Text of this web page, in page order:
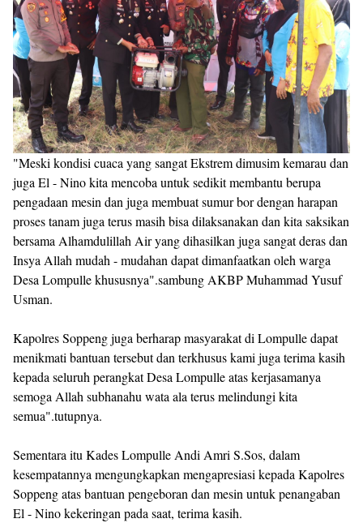
"Meski kondisi cuaca yang sangat Ekstrem dimusim kemarau dan
juga El - Nino kita mencoba untuk sedikit membantu berupa
pengadaan mesin dan juga membuat sumur bor dengan harapan
proses tanam juga terus masih bisa dilaksanakan dan kita saksikan
bersama Alhamdulillah Air yang dihasilkan juga sangat deras dan
Insya Allah mudah - mudahan dapat dimanfaatkan oleh warga
Desa Lompulle khususnya".sambung AKBP Muhammad Yusuf
Usman.
Kapolres Soppeng juga berharap masyarakat di Lompulle dapat
menikmati bantuan tersebut dan terkhusus kami juga terima kasih
kepada seluruh perangkat Desa Lompulle atas kerjasamanya
semoga Allah subhanahu wata ala terus melindungi kita
semua".tutupnya.
Sementara itu Kades Lompulle Andi Amri S.Sos, dalam
kesempatannya mengungkapkan mengapresiasi kepada Kapolres
Soppeng atas bantuan pengeboran dan mesin untuk penangaban
El - Nino kekeringan pada saat, terima kasih.